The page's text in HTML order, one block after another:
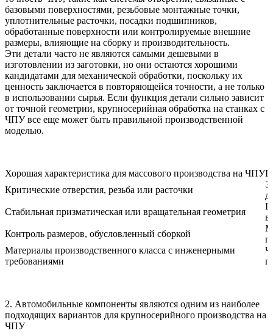
базовыми поверхностями, резьбовые монтажные точки,
уплотнительные расточки, посадки подшипников,
обработанные поверхности или контролируемые внешние
размеры, влияющие на сборку и производительность.
Эти детали часто не являются самыми дешевыми в
изготовлении из заготовки, но они остаются хорошими
кандидатами для механической обработки, поскольку их
ценность заключается в повторяющейся точности, а не только
в использовании сырья. Если функция детали сильно зависит
от точной геометрии, крупносерийная обработка на станках с
ЧПУ все еще может быть правильной производственной
моделью.
Хорошая характеристика для массового производства на ЧПУ
Критические отверстия, резьба или расточки
Стабильная призматическая или вращательная геометрия
Контроль размеров, обусловленный сборкой
Материалы производственного класса с инженерными
требованиями
2. Автомобильные компоненты являются одним из наиболее
подходящих вариантов для крупносерийного производства на
ЧПУ